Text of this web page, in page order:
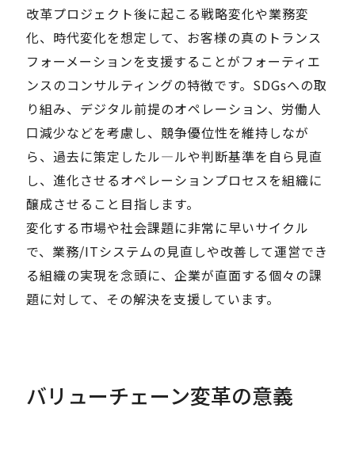
改革プロジェクト後に起こる戦略変化や業務変
化、時代変化を想定して、お客様の真のトランス
フォーメーションを支援することがフォーティエ
ンスのコンサルティングの特徴です。SDGsへの取
り組み、デジタル前提のオペレーション、労働人
口減少などを考慮し、競争優位性を維持しなが
ら、過去に策定したル―ルや判断基準を自ら見直
し、進化させるオペレーションプロセスを組織に
醸成させること目指します。
変化する市場や社会課題に非常に早いサイクル
で、業務/ITシステムの見直しや改善して運営でき
る組織の実現を念頭に、企業が直面する個々の課
題に対して、その解決を支援しています。
バリューチェーン変革の意義